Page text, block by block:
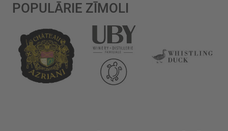
POPULĀRIE ZĪMOLI